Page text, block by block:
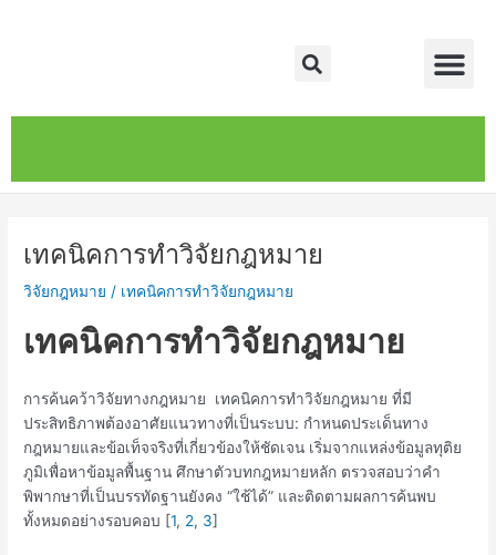
Search
เทคนิคการทำวิจัยกฎหมาย
วิจัยกฎหมาย / เทคนิคการทำวิจัยกฎหมาย
เทคนิคการทำวิจัยกฎหมาย
การค้นคว้าวิจัยทางกฎหมาย เทคนิคการทำวิจัยกฎหมาย ที่มี
ประสิทธิภาพต้องอาศัยแนวทางที่เป็นระบบ: กำหนดประเด็นทาง
กฎหมายและข้อเท็จจริงที่เกี่ยวข้องให้ชัดเจน เริ่มจากแหล่งข้อมูลทุติย
ภูมิเพื่อหาข้อมูลพื้นฐาน ศึกษาตัวบทกฎหมายหลัก ตรวจสอบว่าคำ
พิพากษาที่เป็นบรรทัดฐานยังคง “ใช้ได้” และติดตามผลการค้นพบ
ทั้งหมดอย่างรอบคอบ [1, 2, 3]